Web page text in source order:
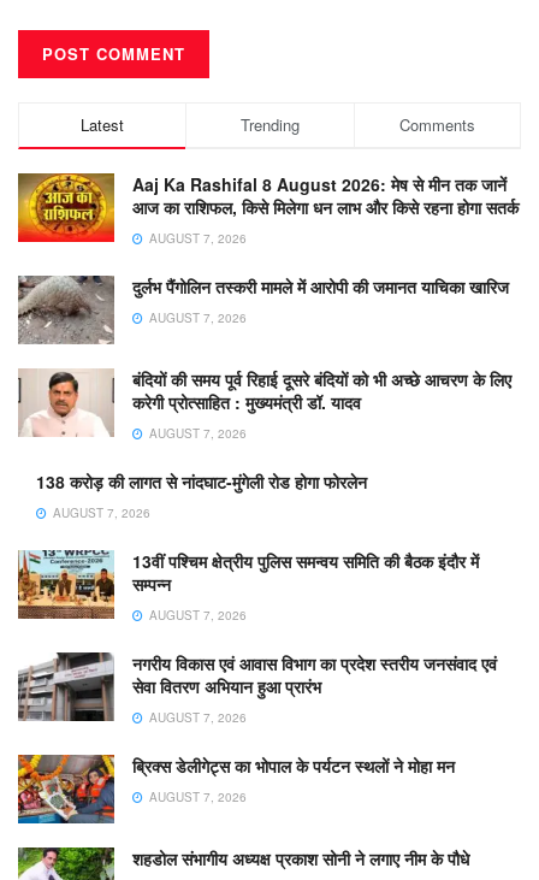
Latest Trending Comments
Aaj Ka Rashifal 8 August 2026: मेष से मीन तक जानें
आज का राशिफल, किसे मिलेगा धन लाभ और किसे रहना होगा सतर्क
AUGUST 7, 2026
दुर्लभ पैंगोलिन तस्करी मामले में आरोपी की जमानत याचिका खारिज
AUGUST 7, 2026
बंदियों की समय पूर्व रिहाई दूसरे बंदियों को भी अच्छे आचरण के लिए
करेगी प्रोत्साहित : मुख्यमंत्री डॉ. यादव
AUGUST 7, 2026
138 करोड़ की लागत से नांदघाट-मुंगेली रोड होगा फोरलेन
AUGUST 7, 2026
13वीं पश्चिम क्षेत्रीय पुलिस समन्वय समिति की बैठक इंदौर में
सम्पन्न
AUGUST 7, 2026
नगरीय विकास एवं आवास विभाग का प्रदेश स्तरीय जनसंवाद एवं
सेवा वितरण अभियान हुआ प्रारंभ
AUGUST 7, 2026
ब्रिक्स डेलीगेट्स का भोपाल के पर्यटन स्थलों ने मोहा मन
AUGUST 7, 2026
शहडोल संभागीय अध्यक्ष प्रकाश सोनी ने लगाए नीम के पौधे